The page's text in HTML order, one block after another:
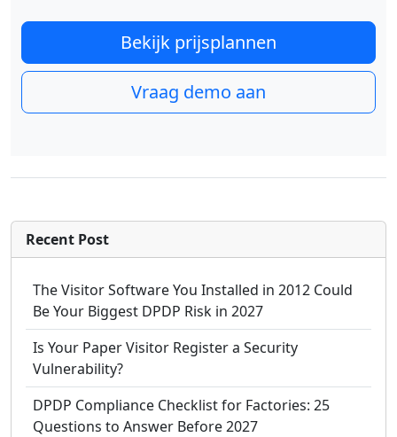
Bekijk prijsplannen
Vraag demo aan
Recent Post
The Visitor Software You Installed in 2012 Could
Be Your Biggest DPDP Risk in 2027
Is Your Paper Visitor Register a Security
Vulnerability?
DPDP Compliance Checklist for Factories: 25
Questions to Answer Before 2027